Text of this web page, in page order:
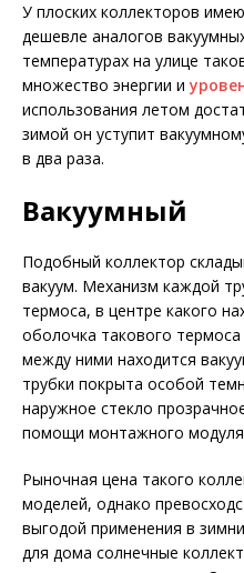
У плоских коллекторов
дешевле аналогов
температурах на улице
множество энергии и
использования летом
зимой он уступит
в два раза.
Вакуумный
Подобный коллектор
вакуум. Механизм каждой
термоса, в центре какого
оболочка такового
между ними находится
трубки покрыта особой
наружное стекло
помощи монтажного
Рыночная цена такого
моделей, однако
выгодой применения в
для дома солнечные